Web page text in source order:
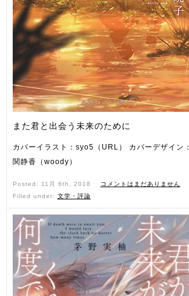
また君と出会う未来のために
カバーイラスト：syo5（URL） カバーデザイン：
関静香（woody）
Posted: 11月 6th, 2018 ˑ
コメントはまだありません
Filled under: 文学・評論